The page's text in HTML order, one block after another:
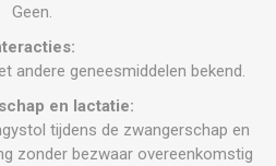
Geen.
andere geneesmiddelen bekend.
en lactatie:
tijdens de zwangerschap en
zonder bezwaar overeenkomstig